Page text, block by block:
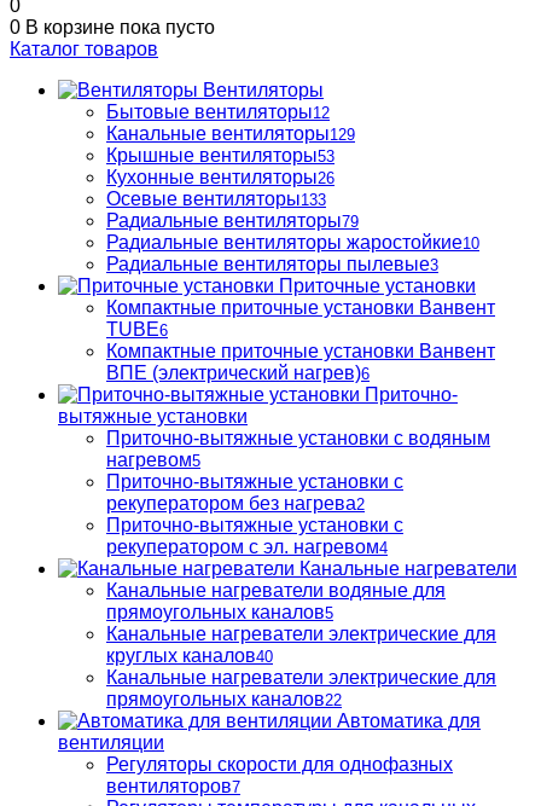
0
0 В корзине пока пусто
Каталог товаров
Вентиляторы
Бытовые вентиляторы12
Канальные вентиляторы129
Крышные вентиляторы53
Кухонные вентиляторы26
Осевые вентиляторы133
Радиальные вентиляторы79
Радиальные вентиляторы жаростойкие10
Радиальные вентиляторы пылевые3
Приточные установки
Компактные приточные установки Ванвент
TUBE6
Компактные приточные установки Ванвент
ВПЕ (электрический нагрев)6
Приточно-
вытяжные установки
Приточно-вытяжные установки с водяным
нагревом5
Приточно-вытяжные установки с
рекуператором без нагрева2
Приточно-вытяжные установки с
рекуператором с эл. нагревом4
Канальные нагреватели
Канальные нагреватели водяные для
прямоугольных каналов5
Канальные нагреватели электрические для
круглых каналов40
Канальные нагреватели электрические для
прямоугольных каналов22
Автоматика для
вентиляции
Регуляторы скорости для однофазных
вентиляторов7